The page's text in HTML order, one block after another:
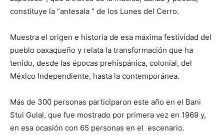
constituye la “antesala ” de los Lunes del Cerro.
Muestra el origen e historia de esa máxima festividad del
pueblo oaxaqueño y relata la transformación que ha
tenido, desde las épocas prehispánica, colonial, del
México Independiente, hasta la contemporánea.
Más de 300 personas participaron este año en el Bani
Stui Gulal, que fue mostrado por primera vez en 1969 y,
en esa ocasión con 65 personas en el escenario.